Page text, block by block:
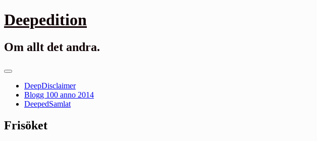
Gå
till
Deepedition
Om allt det andra.
Primär
DeepDisclaimer
Blogg 100 anno 2014
DeepedSamlat
Frisöket